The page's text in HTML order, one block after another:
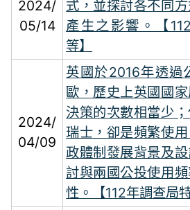
2024/
05/14
式，並探討各不同
產生之影響。【
等】
2024/
04/09
英國於2016年透過
歐，歷史上英國國
決策的次數相當少
瑞士，卻是頻繁使
政體制發展背景及
討與兩國公投使用
性。【112年調查局